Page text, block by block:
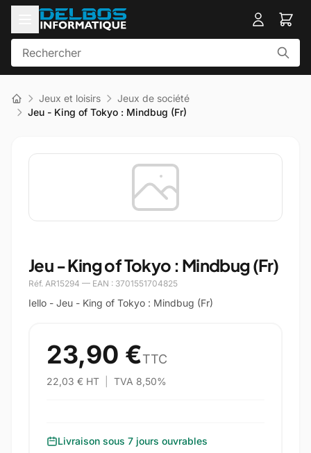
Jeux et loisirs
Jeux de société
Jeu - King of Tokyo : Mindbug (Fr)
Jeu - King of Tokyo : Mindbug (Fr)
Réf. AR15294 — EAN : 3701551704825
Iello - Jeu - King of Tokyo : Mindbug (Fr)
23,90 €TTC
22,03 € HT TVA 8,50%
Livraison sous 7 jours ouvrables